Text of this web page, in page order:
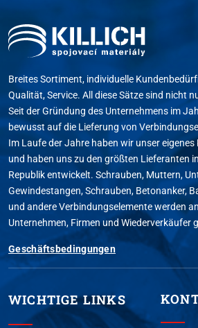
Breites Sortiment, individuelle
Qualität, Service. All diese Sätze sind nicht
Seit der Gründung des Unternehmens im
bewusst auf die Lieferung von
Im Laufe der Jahre haben wir unser
und haben uns zu den größten Lieferanten
Republik entwickelt. Schrauben, Muttern,
Gewindestangen, Schrauben, Betonanker,
und andere Verbindungselemente werden
Unternehmen, Firmen und Wiederverkäufer
Geschäftsbedingungen
WICHTIGE LINKS